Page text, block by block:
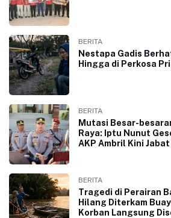
BERITA
Nestapa Gadis
Hingga di Perkosa
BERITA
Mutasi Besar-
Raya: Iptu Nunut
AKP Ambril Kini
BERITA
Tragedi di Perairan
Hilang Diterkam
Korban Langsung